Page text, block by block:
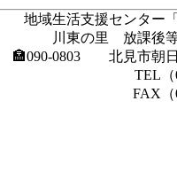
域生活支援センター「
川東の里 放課後
🏣090-0803 北見市朝日
TEL（
FAX（